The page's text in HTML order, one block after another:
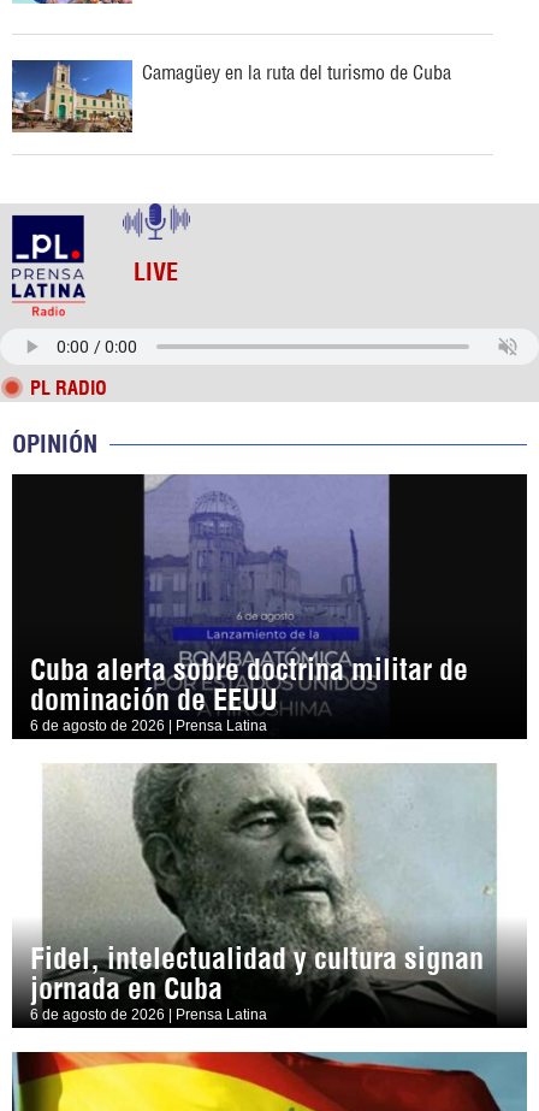
Camagüey en la ruta del turismo de Cuba
LIVE
PL RADIO
OPINIÓN
Cuba alerta sobre doctrina militar de
dominación de EEUU
6 de agosto de 2026 | Prensa Latina
Fidel, intelectualidad y cultura signan
jornada en Cuba
6 de agosto de 2026 | Prensa Latina